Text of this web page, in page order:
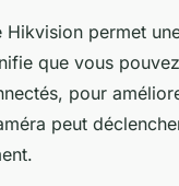
Hikvision permet
que vous
pour
peut